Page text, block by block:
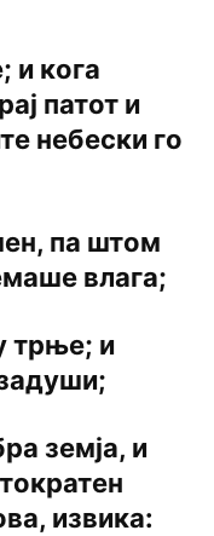
и кога
патот и
небески го
па штом
влага;
трње; и
земја, и
извика: